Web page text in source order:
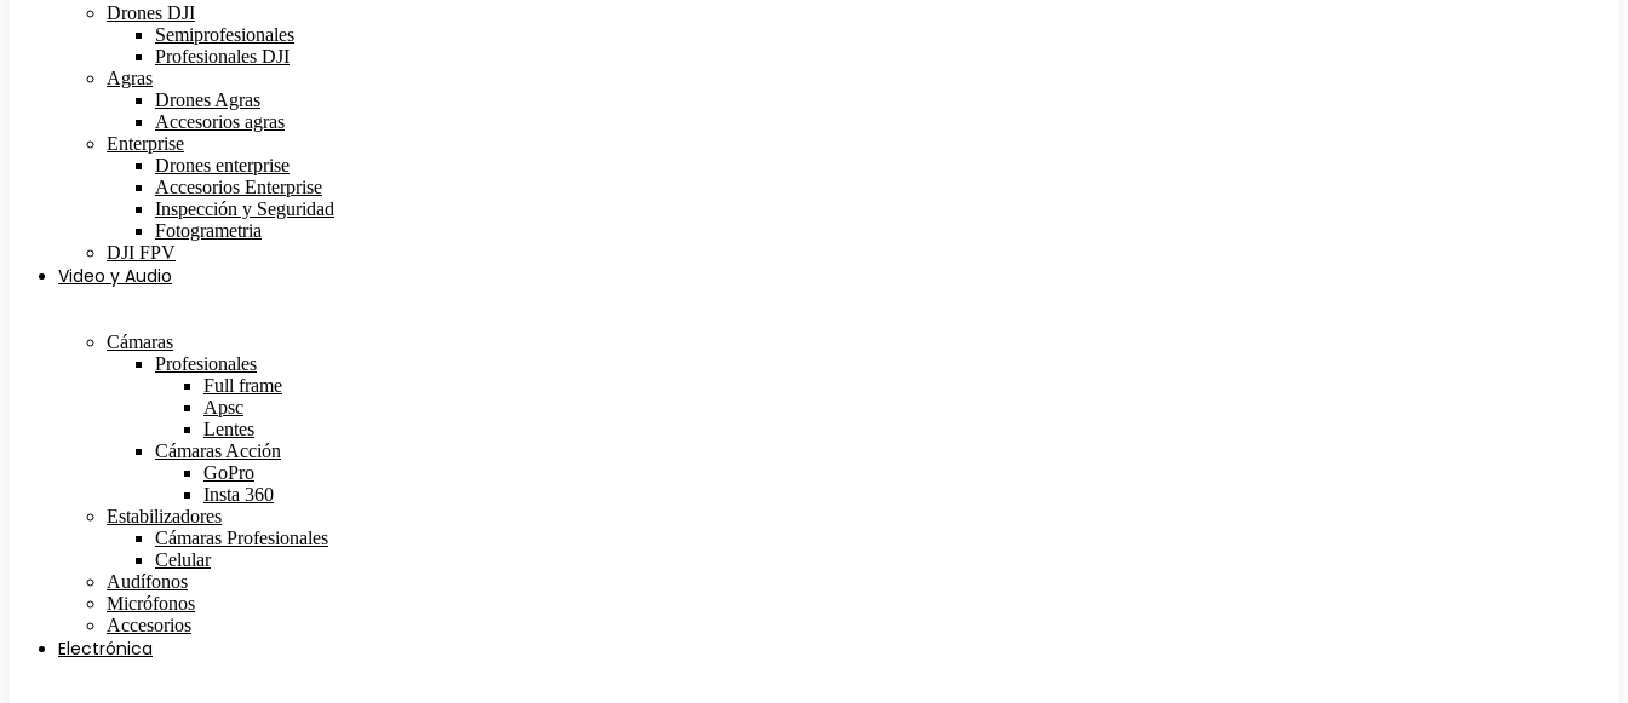
Drones DJI
Semiprofesionales
Profesionales DJI
Agras
Drones Agras
Accesorios agras
Enterprise
Drones enterprise
Accesorios Enterprise
Inspección y Seguridad
Fotogrametria
DJI FPV
Video y Audio
Cámaras
Profesionales
Full frame
Apsc
Lentes
Cámaras Acción
GoPro
Insta 360
Estabilizadores
Cámaras Profesionales
Celular
Audífonos
Micrófonos
Accesorios
Electrónica